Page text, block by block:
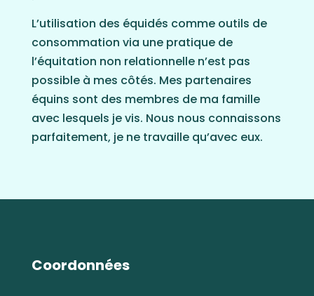
L’utilisation des équidés comme outils de
consommation via une pratique de
l’équitation non relationnelle n’est pas
possible à mes côtés. Mes partenaires
équins sont des membres de ma famille
avec lesquels je vis. Nous nous connaissons
parfaitement, je ne travaille qu’avec eux.
Coordonnées